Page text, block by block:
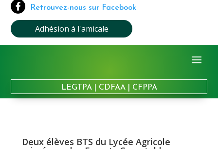
Retrouvez-nous sur Facebook
Adhésion à l'amicale
LEGTPA| CDFAA| CFPPA
Deux élèves BTS du Lycée Agricole